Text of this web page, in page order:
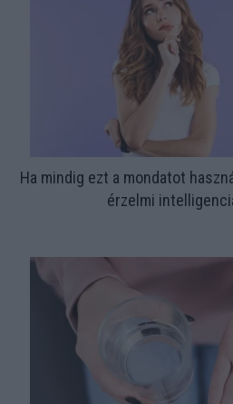
Ha mindig ezt a mondatot
érzelmi